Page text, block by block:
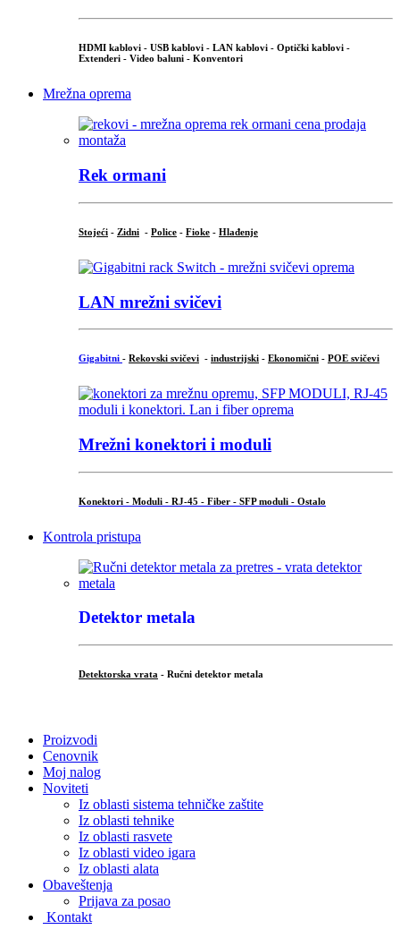
HDMI kablovi - USB kablovi - LAN kablovi - Optički kablovi -
Extenderi - Video baluni - Konventori
Mrežna oprema
Rek ormani
Stojeći - Zidni - Police - Fioke - Hlađenje
LAN mrežni svičevi
Gigabitni - Rekovski svičevi - industrijski - Ekonomični - POE svičevi
Mrežni konektori i moduli
Konektori - Moduli - RJ-45 - Fiber - SFP moduli - Ostalo
Kontrola pristupa
Detektor metala
Detektorska vrata - Ručni detektor metala
Proizvodi
Cenovnik
Moj nalog
Noviteti
Iz oblasti sistema tehničke zaštite
Iz oblasti tehnike
Iz oblasti rasvete
Iz oblasti video igara
Iz oblasti alata
Obaveštenja
Prijava za posao
Kontakt